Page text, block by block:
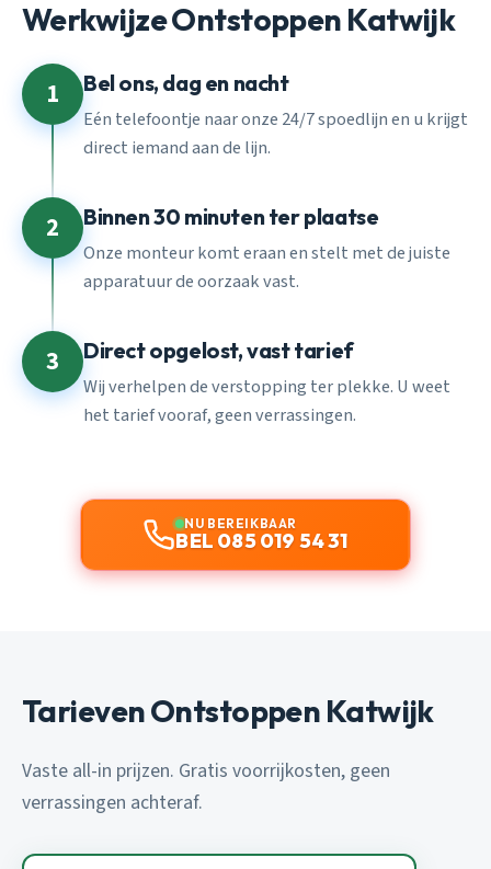
Werkwijze Ontstoppen Katwijk
1 Bel ons, dag en nacht
Eén telefoontje naar onze 24/7 spoedlijn en u krijgt
direct iemand aan de lijn.
2 Binnen 30 minuten ter plaatse
Onze monteur komt eraan en stelt met de juiste
apparatuur de oorzaak vast.
3 Direct opgelost, vast tarief
Wij verhelpen de verstopping ter plekke. U weet
het tarief vooraf, geen verrassingen.
NU BEREIKBAAR
BEL 085 019 54 31
Tarieven Ontstoppen Katwijk
Vaste all-in prijzen. Gratis voorrijkosten, geen
verrassingen achteraf.